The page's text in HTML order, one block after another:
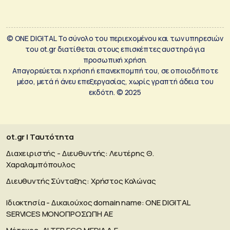
© ONE DIGITAL Το σύνολο του περιεχομένου και των υπηρεσιών
του ot.gr διατίθεται στους επισκέπτες αυστηρά για
προσωπική χρήση.
Απαγορεύεται η χρήση ή επανεκπομπή του, σε οποιοδήποτε
μέσο, μετά ή άνευ επεξεργασίας, χωρίς γραπτή άδεια του
εκδότη. © 2025
ot.gr | Ταυτότητα
Διαχειριστής - Διευθυντής: Λευτέρης Θ.
Χαραλαμπόπουλος
Διευθυντής Σύνταξης: Χρήστος Κολώνας
Ιδιοκτησία - Δικαιούχος domain name: ΟΝΕ DIGITAL
SERVICES MONOΠΡΟΣΩΠΗ ΑΕ